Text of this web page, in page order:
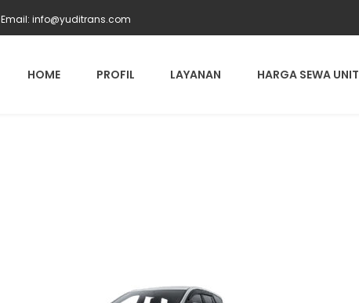
Email: info@yuditrans.com
HOME PROFIL LAYANAN HARGA SEWA UNIT